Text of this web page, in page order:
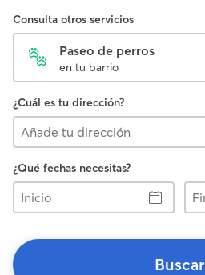
Consulta otros servicios
Paseo de perros
en tu barrio
¿Cuál es tu dirección?
¿Qué fechas necesitas?
Inicio
Fin
Buscar